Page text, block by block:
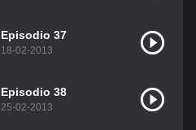
Episodio 37
18-02-2013
Episodio 38
25-02-2013